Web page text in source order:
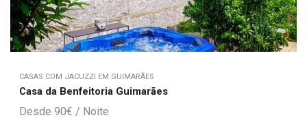
CASAS COM JACUZZI EM GUIMARÃES
Casa da Benfeitoria Guimarães
90€